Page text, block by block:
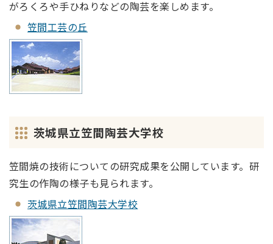
がろくろや手ひねりなどの陶芸を楽しめます。
笠間工芸の丘
茨城県立笠間陶芸大学校
笠間焼の技術についての研究成果を公開しています。研
究生の作陶の様子も見られます。
茨城県立笠間陶芸大学校